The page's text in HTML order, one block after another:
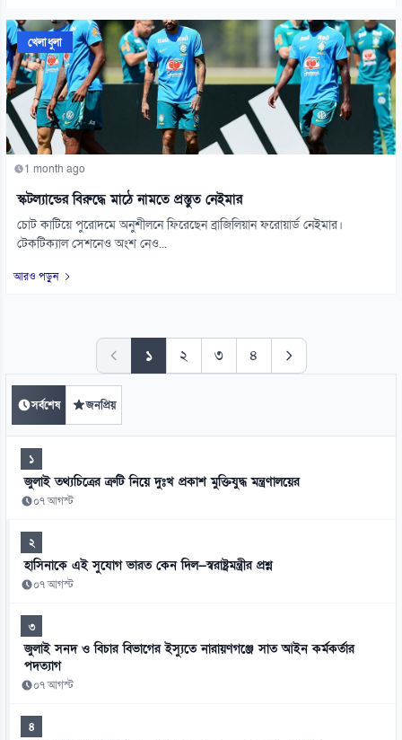
খেলাধুলা
1 month ago
স্কটল্যান্ডের বিরুদ্ধে মাঠে নামতে প্রস্তুত নেইমার
চোট কাটিয়ে পুরোদমে অনুশীলনে ফিরেছেন ব্রাজিলিয়ান ফরোয়ার্ড নেইমার।
টেকটিক্যাল সেশনেও অংশ নেও...
আরও পড়ুন
১ ২ ৩ ৪
সর্বশেষ জনপ্রিয়
১
জুলাই তথ্যচিত্রের ত্রুটি নিয়ে দুঃখ প্রকাশ মুক্তিযুদ্ধ মন্ত্রণালয়ের
০৭ আগস্ট
২
হাসিনাকে এই সুযোগ ভারত কেন দিল—স্বরাষ্ট্রমন্ত্রীর প্রশ্ন
০৭ আগস্ট
৩
জুলাই সনদ ও বিচার বিভাগের ইস্যুতে নারায়ণগঞ্জে সাত আইন কর্মকর্তার
পদত্যাগ
০৭ আগস্ট
৪